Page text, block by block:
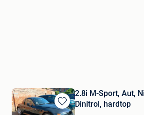
Sauvegarder
2.8i M-Sport, Aut,
Dinitrol, hardtop